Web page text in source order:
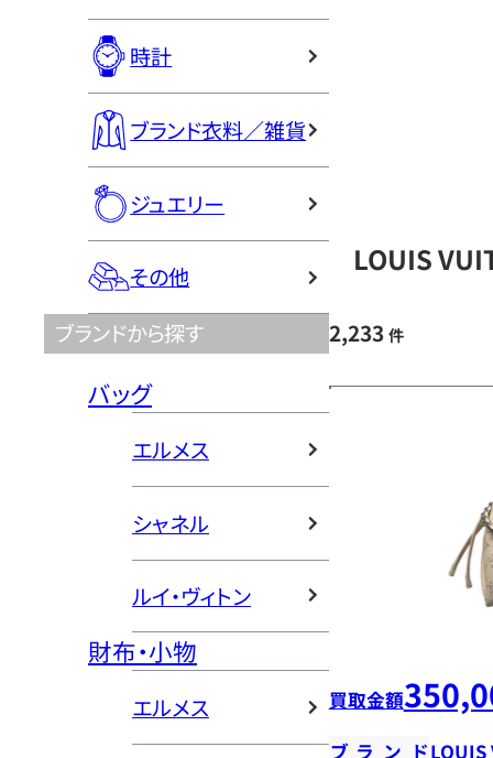
時計
ブランド衣料／雑貨
ジュエリー
その他
ブランドから探す
バッグ
エルメス
シャネル
ルイ・ヴィトン
財布・小物
エルメス
LOUIS
2,233 件
買取金額
ブランドLOUIS